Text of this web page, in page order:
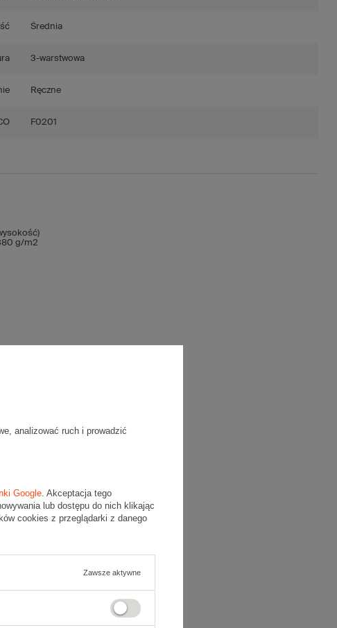
Średnia
3-warstwowa
Ręczne
F0201
g/m2
analizować ruch i prowadzić
Google. Akceptacja tego
lub dostępu do nich klikając
cookies z przeglądarki z danego
Zawsze aktywne